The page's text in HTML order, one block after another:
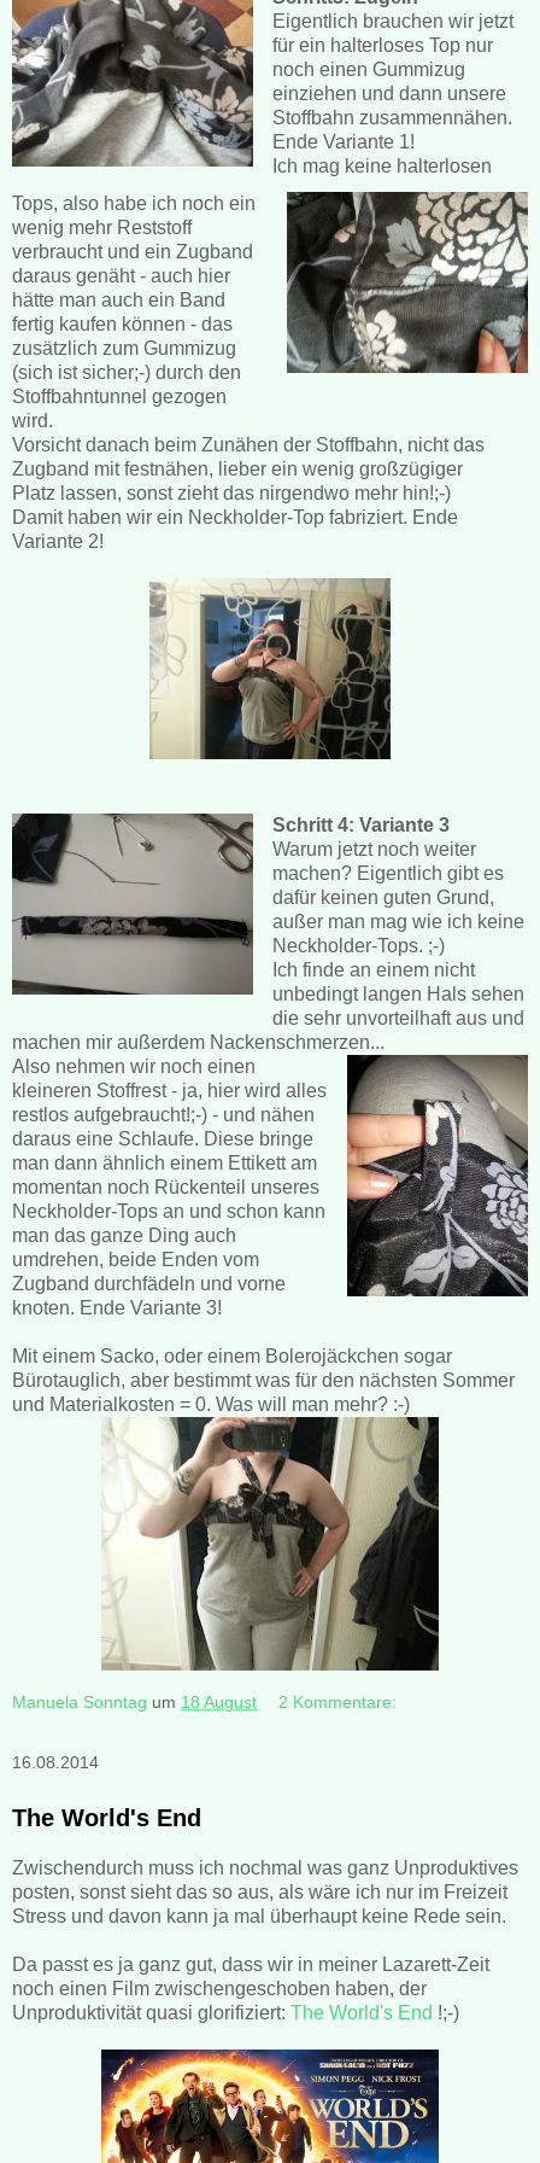
Eigentlich brauchen wir jetzt
für ein halterloses Top nur
noch einen Gummizug
einziehen und dann unsere
Stoffbahn zusammennähen.
Ende Variante 1!
Ich mag keine halterlosen
Tops, also habe ich noch ein
wenig mehr Reststoff
verbraucht und ein Zugband
daraus genäht - auch hier
hätte man auch ein Band
fertig kaufen können - das
zusätzlich zum Gummizug
(sich ist sicher;-) durch den
Stoffbahntunnel gezogen
wird.
Vorsicht danach beim Zunähen der Stoffbahn, nicht das
Zugband mit festnähen, lieber ein wenig großzügiger
Platz lassen, sonst zieht das nirgendwo mehr hin!;-)
Damit haben wir ein Neckholder-Top fabriziert. Ende
Variante 2!
Schritt 4: Variante 3
Warum jetzt noch weiter
machen? Eigentlich gibt es
dafür keinen guten Grund,
außer man mag wie ich keine
Neckholder-Tops. ;-)
Ich finde an einem nicht
unbedingt langen Hals sehen
die sehr unvorteilhaft aus und
machen mir außerdem Nackenschmerzen...
Also nehmen wir noch einen
kleineren Stoffrest - ja, hier wird alles
restlos aufgebraucht!;-) - und nähen
daraus eine Schlaufe. Diese bringe
man dann ähnlich einem Ettikett am
momentan noch Rückenteil unseres
Neckholder-Tops an und schon kann
man das ganze Ding auch
umdrehen, beide Enden vom
Zugband durchfädeln und vorne
knoten. Ende Variante 3!
Mit einem Sacko, oder einem Bolerojäckchen sogar
Bürotauglich, aber bestimmt was für den nächsten Sommer
und Materialkosten = 0. Was will man mehr? :-)
Manuela Sonntag um 18 August 2 Kommentare:
16.08.2014
The World's End
Zwischendurch muss ich nochmal was ganz Unproduktives
posten, sonst sieht das so aus, als wäre ich nur im Freizeit
Stress und davon kann ja mal überhaupt keine Rede sein.
Da passt es ja ganz gut, dass wir in meiner Lazarett-Zeit
noch einen Film zwischengeschoben haben, der
Unproduktivität quasi glorifiziert: The World's End !;-)